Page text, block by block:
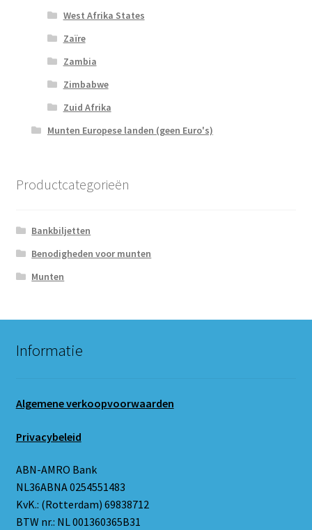
West Afrika States
Zaïre
Zambia
Zimbabwe
Zuid Afrika
Munten Europese landen (geen Euro's)
Productcategorieën
Bankbiljetten
Benodigheden voor munten
Munten
Informatie
Algemene verkoopvoorwaarden
Privacybeleid
ABN-AMRO Bank
NL36ABNA 0254551483
KvK.: (Rotterdam) 69838712
BTW nr.: NL 001360365B31